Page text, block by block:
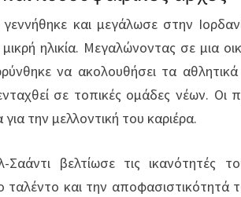
και μεγάλωσε στην
ηλικία. Μεγαλώνοντας σε μια
να ακολουθήσει τα
σε τοπικές ομάδες νέων. Οι
την μελλοντική του καριέρα.
βελτίωσε τις ικανότητές
ταλέντο και την